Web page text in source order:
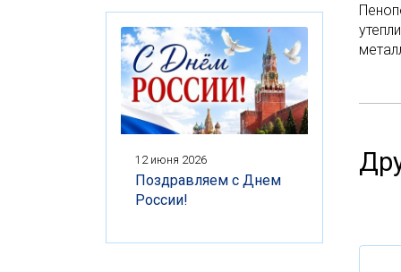
12 июня 2026
Поздравляем с Днем
России!